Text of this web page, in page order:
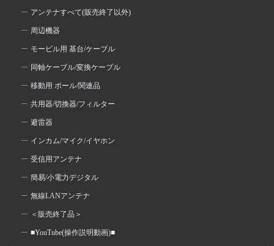
アンテナすべて(販売終了以外)
周辺機器
モービル用 基台/ケーブル
同軸ケーブル/変換ケーブル
移動用 ポール/関連品
共用器/切換器/フィルター
避雷器
インカム/マイク/イヤホン
受信用アンテナ
簡易/小電力デジタル
無線LANアンテナ
＜販売終了品＞
■YouTube(操作説明動画)■